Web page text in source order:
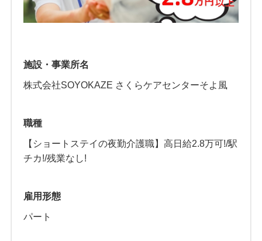
施設・事業所名
株式会社SOYOKAZE さくらケアセンターそよ風
職種
【ショートステイの夜勤介護職】高日給2.8万可!/駅
チカ!/残業なし!
雇用形態
パート